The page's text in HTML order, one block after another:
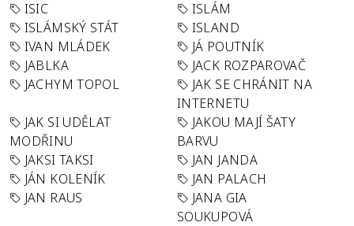
ISIC
ISLÁM
ISLÁMSKÝ STÁT
ISLAND
IVAN MLÁDEK
JÁ POUTNÍK
JABLKA
JACK ROZPAROVAČ
JACHYM TOPOL
JAK SE CHRÁNIT NA
INTERNETU
JAK SI UDĚLAT
MODŘINU
JAKOU MAJÍ ŠATY
BARVU
JAKSI TAKSI
JAN JANDA
JÁN KOLENÍK
JAN PALACH
JAN RAUS
JANA GIA
SOUKUPOVÁ